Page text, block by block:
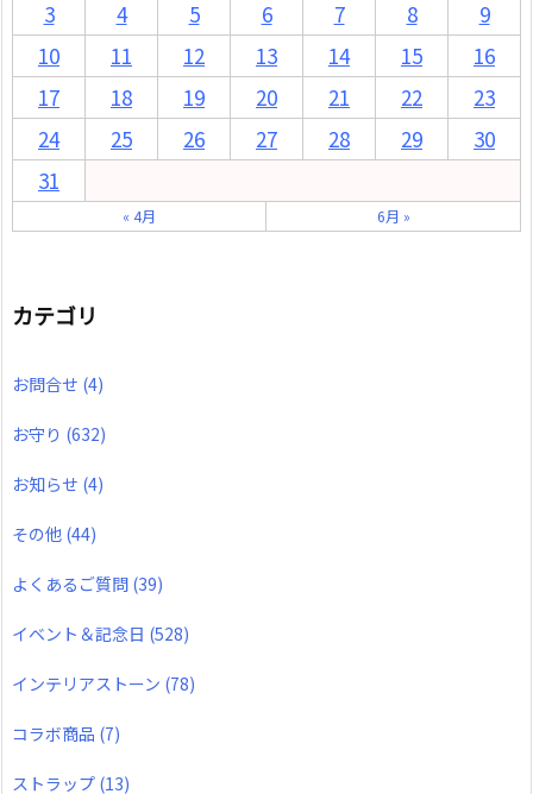
3 4 5 6 7 8
9
10
11 12 13 14 15
16
17
18 19 20 21 22
23
24
25 26 27 28 29
30
31
« 4月 6月 »
カテゴリ
お問合せ (4)
お守り (632)
お知らせ (4)
その他 (44)
よくあるご質問 (39)
イベント＆記念日 (528)
インテリアストーン (78)
コラボ商品 (7)
ストラップ (13)